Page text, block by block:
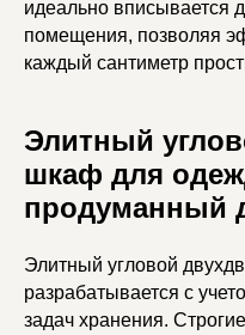
идеально вписывается
помещения, позволяя
каждый сантиметр
Элитный
шкаф для
продуманный
Элитный угловой
разрабатывается с
задач хранения.